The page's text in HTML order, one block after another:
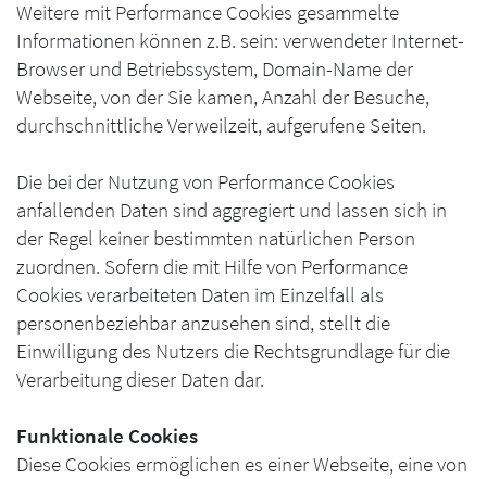
Weitere mit Performance Cookies gesammelte
Informationen können z.B. sein: verwendeter Internet-
Browser und Betriebssystem, Domain-Name der
Webseite, von der Sie kamen, Anzahl der Besuche,
durchschnittliche Verweilzeit, aufgerufene Seiten.
Die bei der Nutzung von Performance Cookies
anfallenden Daten sind aggregiert und lassen sich in
der Regel keiner bestimmten natürlichen Person
zuordnen. Sofern die mit Hilfe von Performance
Cookies verarbeiteten Daten im Einzelfall als
personenbeziehbar anzusehen sind, stellt die
Einwilligung des Nutzers die Rechtsgrundlage für die
Verarbeitung dieser Daten dar.
Funktionale Cookies
Diese Cookies ermöglichen es einer Webseite, eine von